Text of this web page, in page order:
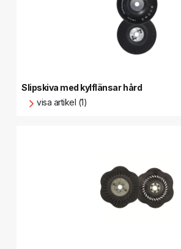
Slipskiva med kylflänsar hård
visa artikel (1)